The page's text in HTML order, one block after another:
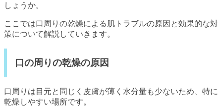
しょうか。
ここでは口周りの乾燥による肌トラブルの原因と効果的な対
策について解説していきます。
口の周りの乾燥の原因
口周りは目元と同じく皮膚が薄く水分量も少ないため、特に
乾燥しやすい場所です。